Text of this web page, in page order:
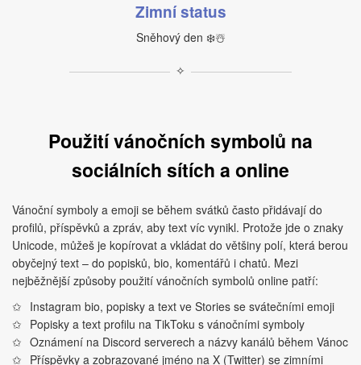
Zimní status
Sněhový den ❄️☃️
✧
Použití vánočních symbolů na
sociálních sítích a online
Vánoční symboly a emoji se během svátků často přidávají do
profilů, příspěvků a zpráv, aby text víc vynikl. Protože jde o znaky
Unicode, můžeš je kopírovat a vkládat do většiny polí, která berou
obyčejný text – do popisků, bio, komentářů i chatů. Mezi
nejběžnější způsoby použití vánočních symbolů online patří:
Instagram bio, popisky a text ve Stories se svátečními emoji
Popisky a text profilu na TikToku s vánočními symboly
Oznámení na Discord serverech a názvy kanálů během Vánoc
Příspěvky a zobrazované jméno na X (Twitter) se zimními